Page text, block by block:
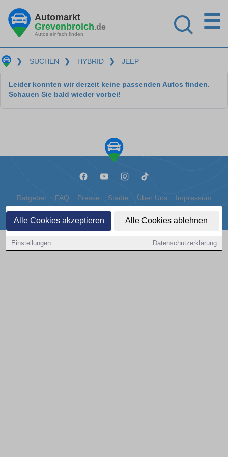
Alle Cookies akzeptieren Alle Cookies ablehnen
Einstellungen Datenschutzerklärung
Automarkt
Grevenbroich.de
Autos einfach finden
☰
❯ SUCHEN ❯ HYBRID ❯ JEEP
Leider konnten wir derzeit keine passenden Autos finden.
Schauen Sie bald wieder vorbei!
Ratgeber FAQ Presse Städte Über Uns Impressum
Datenschutz Cookies
Copyright © 2000 - 2026 | 1A Infosysteme GmbH | Content by: 1a-sites-autos